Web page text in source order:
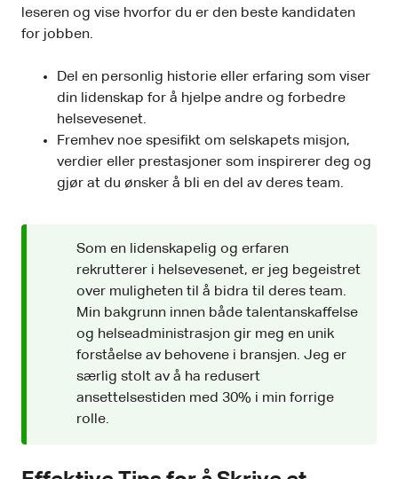
leseren og vise hvorfor du er den beste kandidaten
for jobben.
Del en personlig historie eller erfaring som viser
din lidenskap for å hjelpe andre og forbedre
helsevesenet.
Fremhev noe spesifikt om selskapets misjon,
verdier eller prestasjoner som inspirerer deg og
gjør at du ønsker å bli en del av deres team.
Som en lidenskapelig og erfaren
rekrutterer i helsevesenet, er jeg begeistret
over muligheten til å bidra til deres team.
Min bakgrunn innen både talentanskaffelse
og helseadministrasjon gir meg en unik
forståelse av behovene i bransjen. Jeg er
særlig stolt av å ha redusert
ansettelsestiden med 30% i min forrige
rolle.